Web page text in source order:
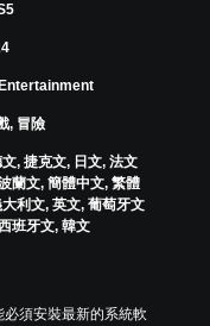
, 冒險
, 捷克文, 日文, 法文
蘭文, 簡體中文, 繁體
利文, 英文, 葡萄牙文
班牙文, 韓文
須安裝最新的系統軟